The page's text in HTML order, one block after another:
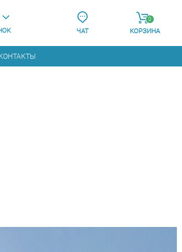
ЧАТ
0
КОРЗИНА